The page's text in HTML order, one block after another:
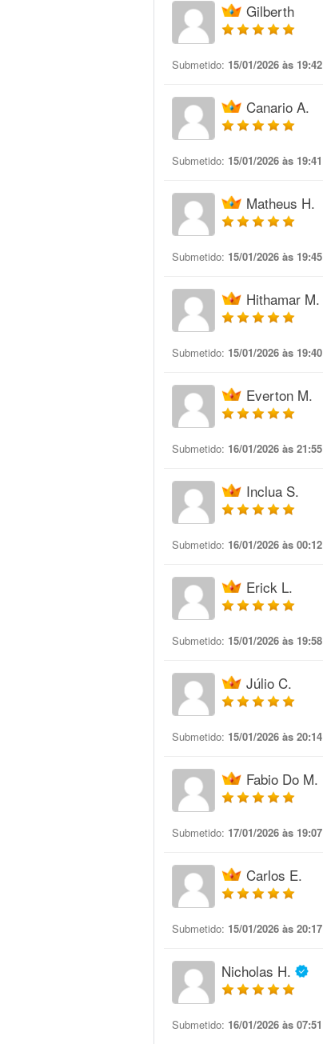
Gilberth
Submetido: 15/01/2026 às 19:42
Canario A.
Submetido: 15/01/2026 às 19:41
Matheus H.
Submetido: 15/01/2026 às 19:45
Hithamar M.
Submetido: 15/01/2026 às 19:40
Everton M.
Submetido: 16/01/2026 às 21:55
Inclua S.
Submetido: 16/01/2026 às 00:12
Erick L.
Submetido: 15/01/2026 às 19:58
Júlio C.
Submetido: 15/01/2026 às 20:14
Fabio Do M.
Submetido: 17/01/2026 às 19:07
Carlos E.
Submetido: 15/01/2026 às 20:17
Nicholas H.
Submetido: 16/01/2026 às 07:51